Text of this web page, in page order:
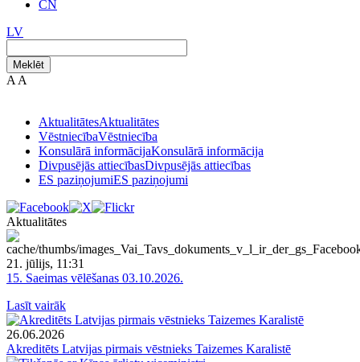
CN
LV
Meklēt
A A
AktualitātesAktualitātes
VēstniecībaVēstniecība
Konsulārā informācijaKonsulārā informācija
Divpusējās attiecībasDivpusējās attiecības
ES paziņojumiES paziņojumi
Aktualitātes
21. jūlijs, 11:31
15. Saeimas vēlēšanas 03.10.2026.
Lasīt vairāk
26.06.2026
Akreditēts Latvijas pirmais vēstnieks Taizemes Karalistē